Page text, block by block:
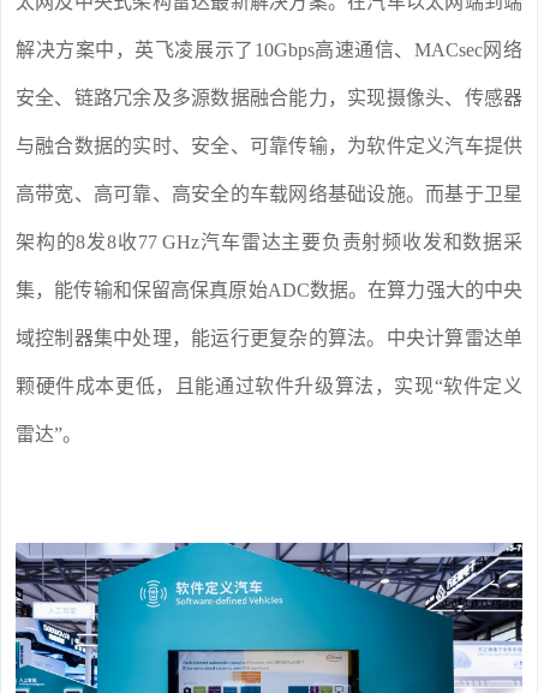
解决方案中，英飞凌展示了10Gbps高速通信、MACsec网络
安全、链路冗余及多源数据融合能力，实现摄像头、传感器
与融合数据的实时、安全、可靠传输，为软件定义汽车提供
高带宽、高可靠、高安全的车载网络基础设施。而基于卫星
架构的8发8收77 GHz汽车雷达主要负责射频收发和数据采
集，能传输和保留高保真原始ADC数据。在算力强大的中央
域控制器集中处理，能运行更复杂的算法。中央计算雷达单
颗硬件成本更低，且能通过软件升级算法，实现“软件定义
雷达”。